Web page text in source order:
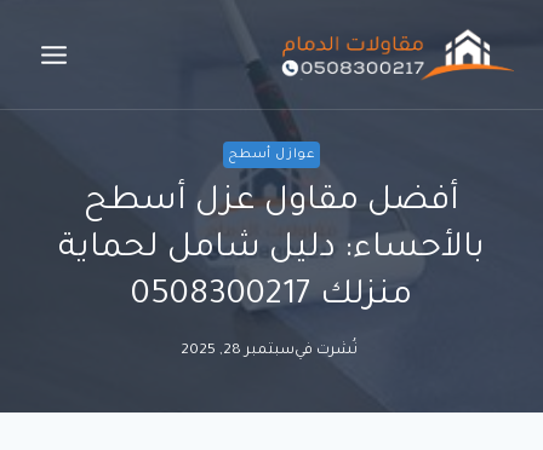
عوازل أسطح
أفضل مقاول عزل أسطح
بالأحساء: دليل شامل لحماية
منزلك 0508300217
نُشرت فيسبتمبر 28, 2025